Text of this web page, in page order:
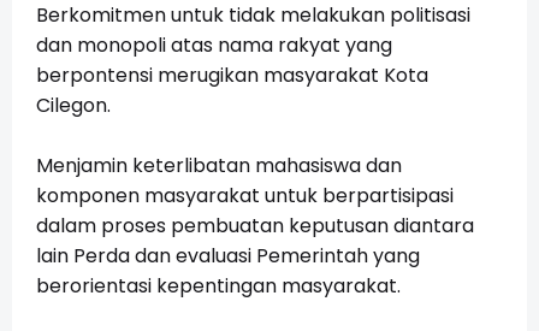
Berkomitmen untuk tidak melakukan politisasi
dan monopoli atas nama rakyat yang
berpontensi merugikan masyarakat Kota
Cilegon.
Menjamin keterlibatan mahasiswa dan
komponen masyarakat untuk berpartisipasi
dalam proses pembuatan keputusan diantara
lain Perda dan evaluasi Pemerintah yang
berorientasi kepentingan masyarakat.